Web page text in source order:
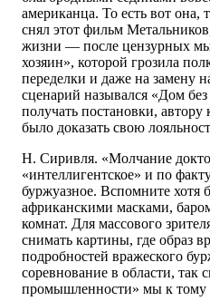
американца. То есть вот она,
снял этот фильм
жизни — после цензурных
хозяин», которой грозила
переделки и даже на замену
сценарий назывался «Дом
получать постановки,
было доказать свою
Н. Сиривля. «Молчание
«интеллигентское» и по
буржуазное. Вспомните хотя
африканскими масками,
комнат. Для массового
снимать картины, где образ
подробностей вражеского
соревнование в области, так
промышленности» мы к тому